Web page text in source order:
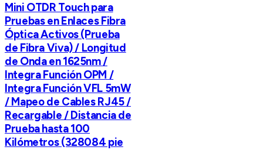
Mini OTDR Touch para
Pruebas en Enlaces Fibra
Óptica Activos (Prueba
de Fibra Viva) / Longitud
de Onda en 1625nm /
Integra Función OPM /
Integra Función VFL 5mW
/ Mapeo de Cables RJ45 /
Recargable / Distancia de
Prueba hasta 100
Kilómetros (328084 pie